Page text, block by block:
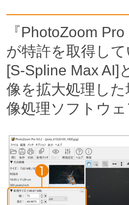
『PhotoZoom
が特許を取得し
[S-Spline Max AI]
像を拡大処理し
像処理ソフトウ